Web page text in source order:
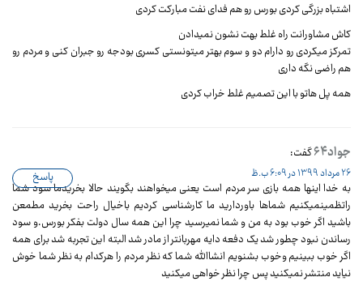
اشتباه بزرگی کردی بورس رو هم فدای نفت مبارکت کردی
کاش مشاورانت راه غلط بهت نشون نمیدادن
تمرکز میکردی رو دارام دو و سوم بهتر میتونستی کسری بودجه رو جبران کنی و مردم رو
هم راضی نگه داری
همه پل هاتو با این تصمیم غلط خراب کردی
جواد۶۴ گفت:
26 مرداد 1399 در 6:09 ب.ظ
به خدا اینها همه بازی سر مردم است یعنی میخواهند بگویند حالا بخریدما سود شما
راتظمینمیکنیم شماها باوردارید ما کارشناسی کردیم باخیال راحت بخرید مطمعن
باشید اگر خوب بود به من و شما نمیرسید چرا این همه سال دولت بفکر بورس.و سود
رساندن نبود چطور شد یک دفعه دایه مهربانتر از مادر شد البته این تجربه شد برای همه
اگر خوب ببینیم وخوب بشنویم انشاالله شما که نظر مردم را هرکدام به نظر شما خوش
نیاید منتشر نمیکنید پس چرا نظر خواهی میکنید
پاسخ